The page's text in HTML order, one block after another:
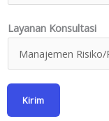
Layanan Konsultasi
Kirim